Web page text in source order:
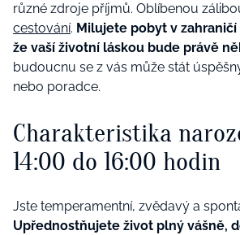
různé zdroje příjmů. Oblíbenou
cestování. Milujete pobyt v
že vaší životní láskou bude právě
budoucnu se z vás může stát
nebo poradce.
Charakteristika
14:00 do 16:00 hodin
Jste temperamentní, zvědavý a
Upřednostňujete život plný vášně,